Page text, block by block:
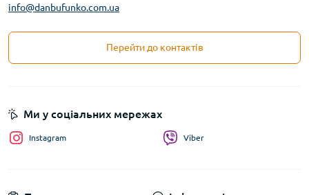
info@danbufunko.com.ua
Перейти до контактів
Ми у соціальних мережах
Instagram Viber